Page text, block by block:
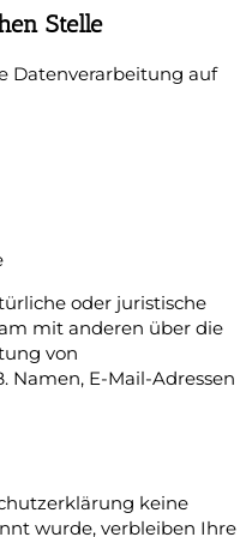
Stelle
Datenverarbeitung auf
oder juristische
mit anderen über die
von
Namen, E-Mail-Adressen
keine
wurde, verbleiben Ihre